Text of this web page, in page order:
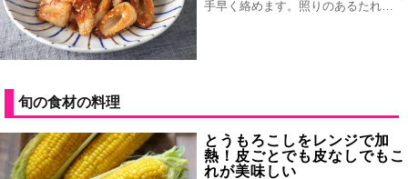
手早く絡めます。照りのあるたれ…
旬の食材の料理
とうもろこしをレンジで加
熱！皮ごとでも皮なしでもこ
れが美味しい